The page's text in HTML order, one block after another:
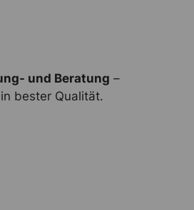
und Beratung –
bester Qualität.